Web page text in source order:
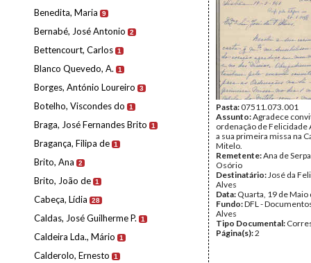
Benedita, Maria 9
Bernabé, José Antonio 2
Bettencourt, Carlos 1
Blanco Quevedo, A. 1
Borges, António Loureiro 3
Botelho, Viscondes do 1
Braga, José Fernandes Brito 1
Bragança, Filipa de 1
Brito, Ana 2
Brito, João de 1
Cabeça, Lídia 28
Caldas, José Guilherme P. 1
Caldeira Lda., Mário 1
Calderolo, Ernesto 1
Pasta:07511.073.001
Assunto:Agradece
ordenação de Felicidade
a sua primeira missa na
Mitelo.
Remetente:Ana de
Osório
Destinatário:José da
Alves
Data: Quarta, 19 de Maio
Fundo:DFL -
Alves
Tipo Documental:
Página(s):2